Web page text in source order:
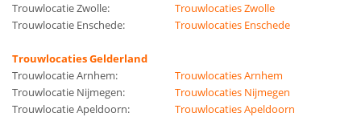
Trouwlocatie Zwolle:
Trouwlocaties Zwolle
Trouwlocatie Enschede:
Trouwlocaties Enschede
Trouwlocaties Gelderland
Trouwlocatie Arnhem:
Trouwlocaties Arnhem
Trouwlocatie Nijmegen:
Trouwlocaties Nijmegen
Trouwlocatie Apeldoorn:
Trouwlocaties Apeldoorn